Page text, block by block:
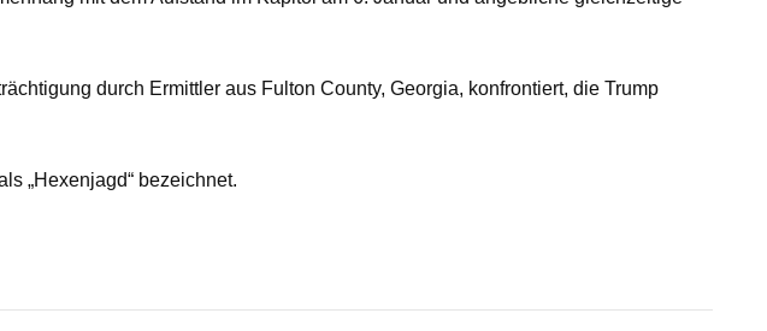
durch Ermittler aus Fulton County, Georgia, konfrontiert, die Trump
„Hexenjagd“ bezeichnet.